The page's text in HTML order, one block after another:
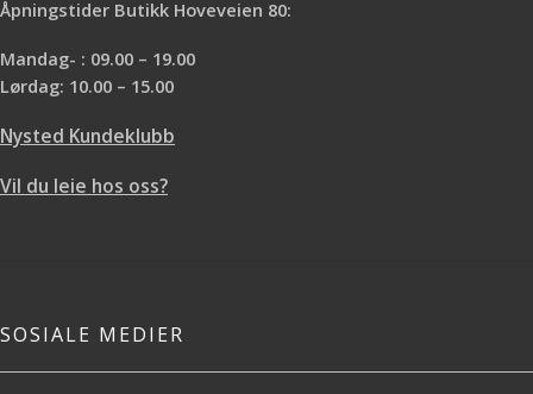
Åpningstider Butikk Hoveveien 80:
Mandag- : 09.00 – 19.00
Lørdag: 10.00 – 15.00
Nysted Kundeklubb
Vil du leie hos oss?
SOSIALE MEDIER